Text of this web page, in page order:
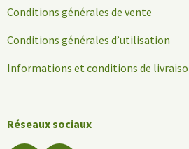
Conditions générales de vente
Conditions générales d’utilisation
Informations et conditions de
Réseaux sociaux